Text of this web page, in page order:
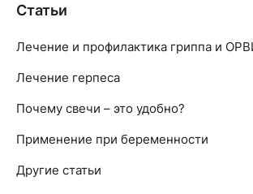
Статьи
Лечение и профилактика гриппа и
Лечение герпеса
Почему свечи – это удобно?
Применение при беременности
Другие статьи